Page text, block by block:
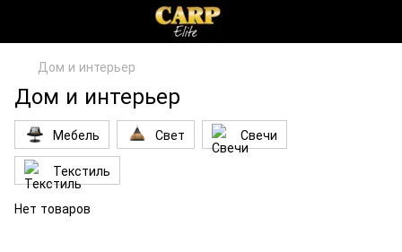
Дом и интерьер
Дом и интерьер
Мебель Свет
Свечи
Текстиль
Нет товаров